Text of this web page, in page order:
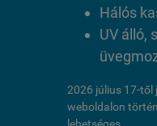
Hálós
UV álló,
2026 július 17-től
weboldalon